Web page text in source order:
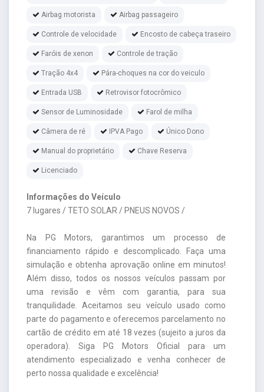
Airbag motorista Airbag passageiro
Controle de velocidade Encosto de cabeça traseiro
Faróis de xenon Controle de tração
Tração 4x4 Pára-choques na cor do veiculo
Entrada USB Retrovisor fotocrômico
Sensor de Luminosidade Farol de milha
Câmera de ré IPVA Pago Único Dono
Manual do proprietário Chave Reserva
Licenciado
Informações do Veículo
7 lugares / TETO SOLAR / PNEUS NOVOS /
Na PG Motors, garantimos um processo de
financiamento rápido e descomplicado. Faça uma
simulação e obtenha aprovação online em minutos!
Além disso, todos os nossos veículos passam por
uma revisão e vêm com garantia, para sua
tranquilidade. Aceitamos seu veículo usado como
parte do pagamento e oferecemos parcelamento no
cartão de crédito em até 18 vezes (sujeito a juros da
operadora). Siga PG Motors Oficial para um
atendimento especializado e venha conhecer de
perto nossa qualidade e excelência!